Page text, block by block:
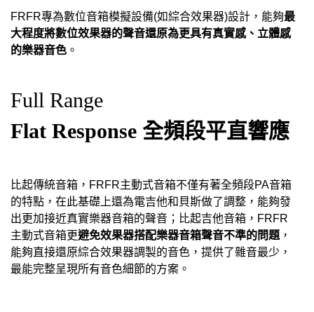
FRFR專為數位音箱模擬設備(如綜合效果器)設計，能夠最
大程度將數位效果器的聲音還原為更具有真實感、立體感
的樂器音色 。
Full Range
Flat Response 全頻段平直響應
比起傳統音箱， FRFR主動式音箱不僅有著全頻段PA音箱
的特點，在此基礎上還為電吉他和貝斯做了調整，能夠發
出更加接近真實樂器音箱的聲音；比起吉他音箱， FRFR
主動式音箱更避免效果器搭配樂器音箱聲音不準的問題 ，
能夠直接還原綜合效果器調製的音色，提供了雜音最少，
最能完整呈現所有音色細節的方案。